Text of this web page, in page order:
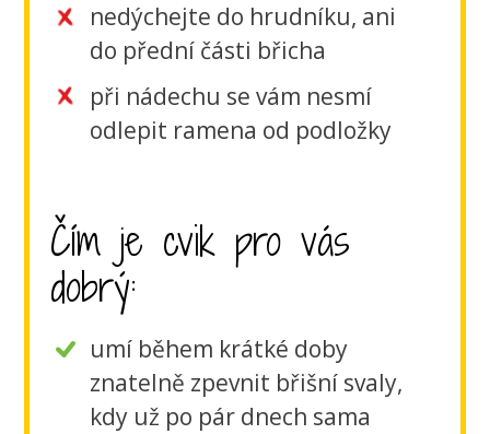
nedýchejte do hrudníku, ani
do přední části břicha
při nádechu se vám nesmí
odlepit ramena od podložky
Čím je cvik pro vás
dobrý:
umí během krátké doby
znatelně zpevnit břišní svaly,
kdy už po pár dnech sama